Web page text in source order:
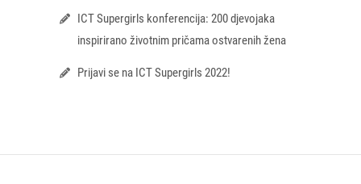
ICT Supergirls konferencija: 200 djevojaka
inspirirano životnim pričama ostvarenih žena
Prijavi se na ICT Supergirls 2022!